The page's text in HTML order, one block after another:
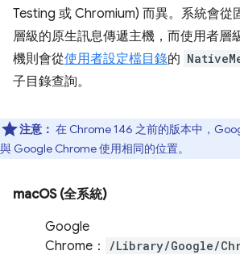
Testing 或 Chromium) 而異。系統會從
層級的原生訊息傳遞主機，而使用者層
機則會從使用者設定檔目錄的
子目錄查詢。
注意： 在 Chrome 146 之前的版本中，
與 Google Chrome 使用相同的位置。
macOS (全系統)
Google
Chrome：
/Library/Google/